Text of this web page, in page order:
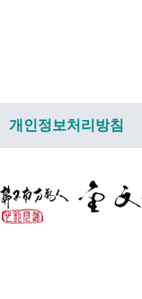
개인정보처리방침